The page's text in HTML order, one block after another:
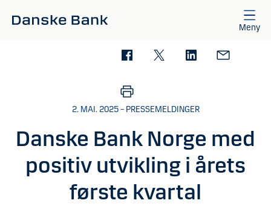
Meny
2. MAI. 2025 – PRESSEMELDINGER
Danske Bank Norge med
positiv utvikling i årets
første kvartal